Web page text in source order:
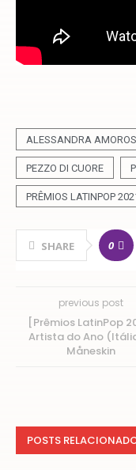
ALESSANDRA
PEZZO DI CUORE
PRÊMIOS LATINPOP
SHARE 0
previous post
[Prêmios LatinPop
Artista do Ano
Måneskin
POSTS